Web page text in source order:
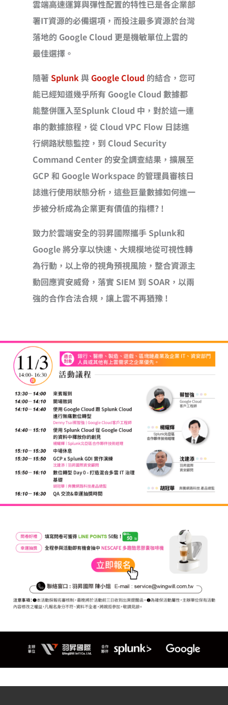
雲端高速運算與彈性配置的特性已是各企業部
署IT資源的必備選項，而投注最多資源於台灣
落地的 Google Cloud 更是機敏單位上雲的
最佳選擇。
隨著Splunk與 Google Cloud 的結合，您可
能已經知道幾乎所有 Google Cloud 數據都
能整併匯入至Splunk Cloud 中，對於這一連
串的數據旅程，從 Cloud VPC Flow 日誌進
行網路狀態監控，到 Cloud Security
Command Center 的安全調查結果，擴展至
GCP 和 Google Workspace 的管理員審核日
誌進行使用狀態分析，這些巨量數據如何進一
步被分析成為企業更有價值的指標? !
致力於雲端安全的羽昇國際攜手 Splunk和
Google 將分享以快速、大規模地從可視性轉
為行動，以上帝的視角預視風險，整合資源主
動回應資安威脅，落實 SIEM 到 SOAR，以兩
強的合作合法合規，讓上雲不再猶豫 !